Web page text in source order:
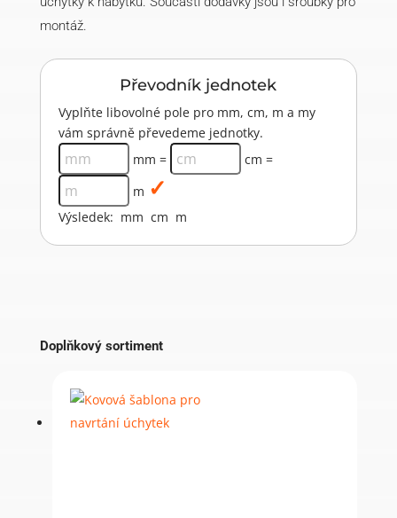
montáž.
Převodník jednotek
Vyplňte libovolné pole pro mm, cm, m a my
vám správně převedeme jednotky.
mm =
cm =
m
Výsledek: mm cm m
Doplňkový sortiment